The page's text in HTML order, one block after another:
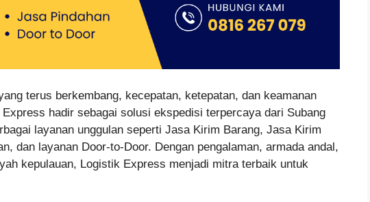
terus berkembang, kecepatan, ketepatan, dan keamanan
hadir sebagai solusi ekspedisi terpercaya dari Subang
layanan unggulan seperti Jasa Kirim Barang, Jasa Kirim
dan layanan Door-to-Door. Dengan pengalaman, armada andal,
kepulauan, Logistik Express menjadi mitra terbaik untuk